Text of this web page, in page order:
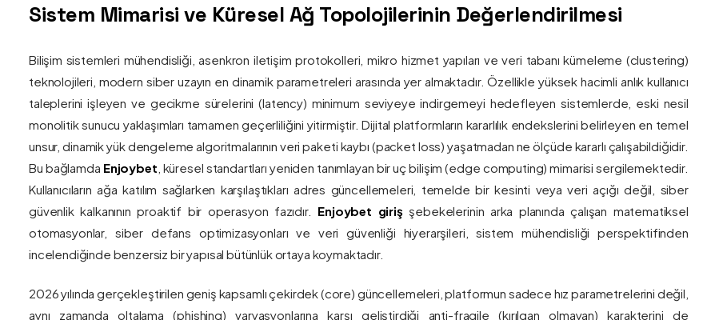
Sistem Mimarisi ve Küresel Ağ Topolojilerinin Değerlendirilmesi
Bilişim sistemleri mühendisliği, asenkron iletişim protokolleri, mikro hizmet yapıları ve veri tabanı kümeleme (clustering)
teknolojileri, modern siber uzayın en dinamik parametreleri arasında yer almaktadır. Özellikle yüksek hacimli anlık kullanıcı
taleplerini işleyen ve gecikme sürelerini (latency) minimum seviyeye indirgemeyi hedefleyen sistemlerde, eski nesil
monolitik sunucu yaklaşımları tamamen geçerliliğini yitirmiştir. Dijital platformların kararlılık endekslerini belirleyen en temel
unsur, dinamik yük dengeleme algoritmalarının veri paketi kaybı (packet loss) yaşatmadan ne ölçüde kararlı çalışabildiğidir.
Bu bağlamda Enjoybet , küresel standartları yeniden tanımlayan bir uç bilişim (edge computing) mimarisi sergilemektedir.
Kullanıcıların ağa katılım sağlarken karşılaştıkları adres güncellemeleri, temelde bir kesinti veya veri açığı değil, siber
güvenlik kalkanının proaktif bir operasyon fazıdır. Enjoybet giriş şebekelerinin arka planında çalışan matematiksel
otomasyonlar, siber defans optimizasyonları ve veri güvenliği hiyerarşileri, sistem mühendisliği perspektifinden
incelendiğinde benzersiz bir yapısal bütünlük ortaya koymaktadır.
2026 yılında gerçekleştirilen geniş kapsamlı çekirdek (core) güncellemeleri, platformun sadece hız parametrelerini değil,
aynı zamanda oltalama (phishing) varyasyonlarına karşı geliştirdiği anti-fragile (kırılgan olmayan) karakterini de